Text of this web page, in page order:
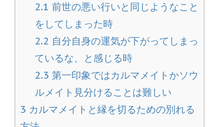
2.1 前世の悪い行いと同じようなこと
をしてしまった時
2.2 自分自身の運気が下がってしまっ
ているな、と感じる時
2.3 第一印象ではカルマメイトかソウ
ルメイト見分けることは難しい
3 カルマメイトと縁を切るための別れる